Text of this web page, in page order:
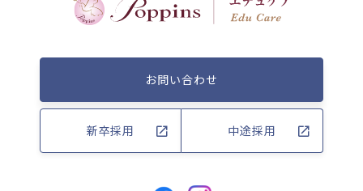
お問い合わせ
新卒採用 中途採用